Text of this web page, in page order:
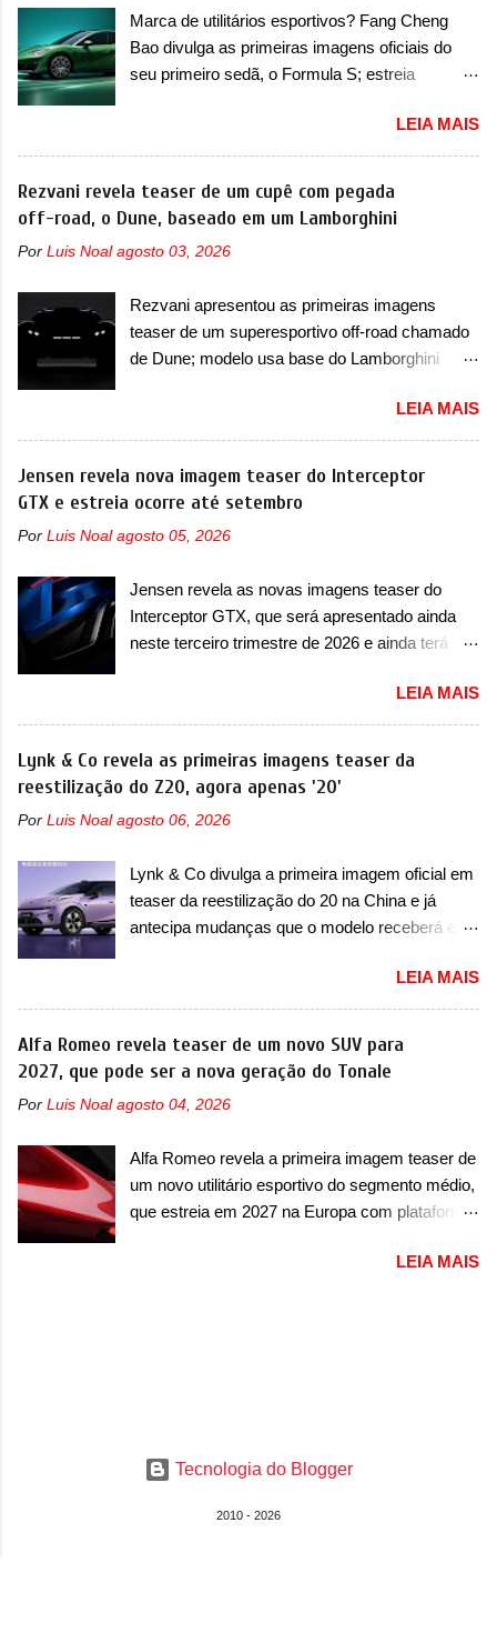
Strada fez. Mais do que isso: ela é a prova viva
que time que está ganhando se mexe sim. Ao
longo da sua história, ela...
que vão atualizá-los para a identidade visual
mais moderna da marca, mas ainda sem
motivos para que essa mudança já seja tão
nada os primeiros consumidores). Pelas
imagens teaser, se percebe que o sedã contará
com um novo para-choque na dianteira. Ele
passa a trazer um vinco horizontal mais
destacado que atravessa toda a dianteira do
faróis. Ele ainda possui um espaço para a placa
novo abaixo do vinco e uma nova entrada de ar
inferio...
Marca de utilitários esportivos? Fang Cheng
Bao divulga as primeiras imagens oficiais do
seu primeiro sedã, o Formula S; estreia
como uma marca com utilitários esportivos, a
Fang Cheng Bao nasceu como uma empresa
voltada a desenvolver utilitários esportivos com
uma pegada mais off-road. E isso funcionou
muito bem com o lançamento dos modelos Bao
5 e Bao 8, além do Tai 3 e Tai 7. Agora, a marca
de... sedãs. Antecipado por imagens teaser, o
Formula S será o primeiro três volumes da
Fang Cheng Bao, que parece se perder na sua
marca divulgou algumas imagens externas e
informações sobre o sedã, que terá seu
lançamento ainda neste ano de 2026. Em
termos de design, o Formula S segue
basicamente as mesmas linhas do conceito
aconteceu no primeiro semestre. Na dianteira, o
sedã conta com faróis mais quadrados e
compactos, com luzes ...
LEIA MAIS
Rezvani revela teaser de um cupê com pegada
off-road, o Dune, baseado em um Lamborghini
Por Luis Noal agosto 03, 2026
Rezvani apresentou as primeiras imagens
teaser de um superesportivo off-road chamado
de Dune; modelo usa base do Lamborghini
apresentou as primeiras imagens teaser de um
novo superesportivo que vai oferecer aos seus
consumidores. Trata-se do Dune, um cupê
superesportivo que terá uma proposta off-road
tiveram, como o Porsche 911 Dakar e o...
italiano tem grande parte no desenvolvimento
do Dune. Baseado no Huracán, o Dune nasce
com uma proposta similar ao que a marca
característico da Rezvani. Junto com as
imagens, a marca já confirmou que o Dune será
um carro muito exclusivo. Ao todo, serão
apenas sete unidades produzidas... para todo
equipado com um motor V10 Supercharger
capaz de desenvolver cerca de 800cv que
separou a performance exótica da aventura i...
LEIA MAIS
Jensen revela nova imagem teaser do Interceptor
GTX e estreia ocorre até setembro
Por Luis Noal agosto 05, 2026
Jensen revela as novas imagens teaser do
Interceptor GTX, que será apresentado ainda
neste terceiro trimestre de 2026 e ainda terá
International Automotive (abreviação de JIA)
apresentou uma nova imagem teaser que
mostra como será o Interceptor GTX, o
esportivo que recolocará a marca no mercado.
O granturismo (GT) apareceu em uma nova
imagem de traseira, onde ele aparece o para-
esportivo será apresentado no terceiro trimestre
de 2026, ou seja, acontecerá entre os meses de
julho e setembro (e já estamos em agosto), ou
o dia 30 de setembro. A marca confirmou que
vai apresentar um "protótipo de pré-produção,
de altíssimo desempenho, exclusivo para
pistas" , que vai antecipar as futuras versões de
rua do esportivo. Ao mesmo tempo, a Jensen
“protótipo aprimorado” que estabelece as bases
LEIA MAIS
Lynk & Co revela as primeiras imagens teaser da
reestilização do Z20, agora apenas '20'
Por Luis Noal agosto 06, 2026
Lynk & Co divulga a primeira imagem oficial em
teaser da reestilização do 20 na China e já
antecipa mudanças que o modelo receberá em
apresentar na China as primeiras mudanças
para o Z20, um misto de hatch com SUV que é
vendido no mercado chinês desde o
lançamento, em 2024. Agora, o modelo passará
por sua primeira mudança visual e também
mudará de nome. Vendido na Europa como 02
vendido na China apenas como ‘20’. Junto das
mudanças visuais, a marca confirmou que ele
pode ser um dos primeiros produtos da
Chamado de ’16 em 1’, também chamado de
Há mais quatro recursos de software como
gerenciamento...
LEIA MAIS
Alfa Romeo revela teaser de um novo SUV para
2027, que pode ser a nova geração do Tonale
Por Luis Noal agosto 04, 2026
Alfa Romeo revela a primeira imagem teaser de
um novo utilitário esportivo do segmento médio,
que estreia em 2027 na Europa com plataforma
imagem teaser de um novo utilitário esportivo
Nacional da Indústria Automotiva, organizada
LEIA MAIS
Tecnologia do Blogger
2010 - 2026